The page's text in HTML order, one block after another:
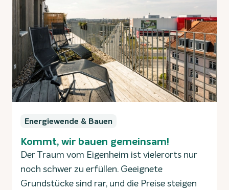
Energiewende & Bauen
Kommt, wir bauen gemeinsam!
Der Traum vom Eigenheim ist vielerorts nur
noch schwer zu erfüllen. Geeignete
Grundstücke sind rar, und die Preise steigen